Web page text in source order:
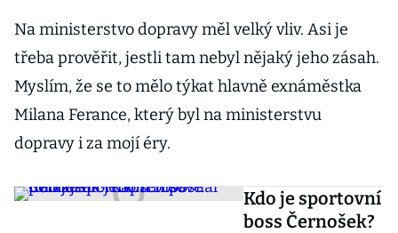
Na ministerstvo dopravy měl velký vliv. Asi je
třeba prověřit, jestli tam nebyl nějaký jeho zásah.
Myslím, že se to mělo týkat hlavně exnáměstka
Milana Ferance, který byl na ministerstvu
dopravy i za mojí éry.
Kdo je sportovní
boss Černošek?